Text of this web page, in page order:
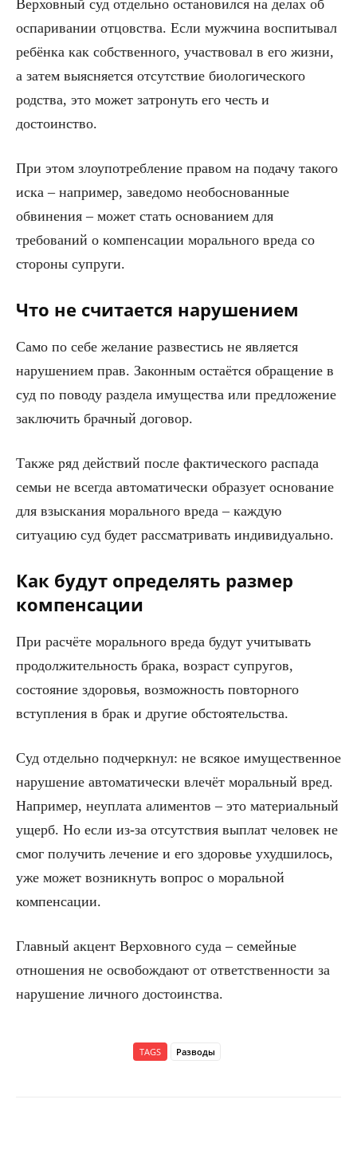
Верховный суд отдельно остановился на делах об
оспаривании отцовства. Если мужчина воспитывал
ребёнка как собственного, участвовал в его жизни,
а затем выясняется отсутствие биологического
родства, это может затронуть его честь и
достоинство.
При этом злоупотребление правом на подачу такого
иска – например, заведомо необоснованные
обвинения – может стать основанием для
требований о компенсации морального вреда со
стороны супруги.
Что не считается нарушением
Само по себе желание развестись не является
нарушением прав. Законным остаётся обращение в
суд по поводу раздела имущества или предложение
заключить брачный договор.
Также ряд действий после фактического распада
семьи не всегда автоматически образует основание
для взыскания морального вреда – каждую
ситуацию суд будет рассматривать индивидуально.
Как будут определять размер
компенсации
При расчёте морального вреда будут учитывать
продолжительность брака, возраст супругов,
состояние здоровья, возможность повторного
вступления в брак и другие обстоятельства.
Суд отдельно подчеркнул: не всякое имущественное
нарушение автоматически влечёт моральный вред.
Например, неуплата алиментов – это материальный
ущерб. Но если из-за отсутствия выплат человек не
смог получить лечение и его здоровье ухудшилось,
уже может возникнуть вопрос о моральной
компенсации.
Главный акцент Верховного суда – семейные
отношения не освобождают от ответственности за
нарушение личного достоинства.
TAGS Разводы